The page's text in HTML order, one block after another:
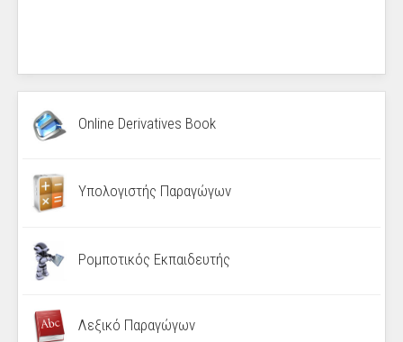
Online Derivatives Book
Υπολογιστής Παραγώγων
Ρομποτικός Εκπαιδευτής
Λεξικό Παραγώγων